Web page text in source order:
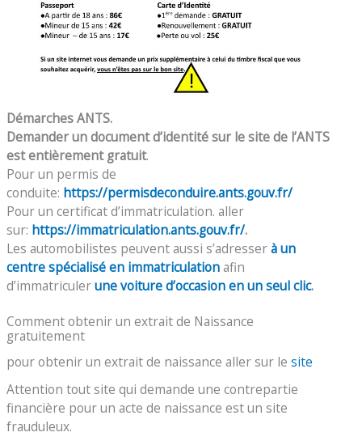
Démarches ANTS.
Demander un document d’identité sur le site de l’ANTS
est entièrement gratuit.
Pour un permis de
conduite: https://permisdeconduire.ants.gouv.fr/
Pour un certificat d’immatriculation. aller
sur: https://immatriculation.ants.gouv.fr/.
Les automobilistes peuvent aussi s’adresserà un
centre spécialisé en immatriculationafin
d’immatriculerune voiture d’occasion en un seul clic.
Comment obtenir un extrait de Naissance
gratuitement
pour obtenir un extrait de naissance aller sur le site
Attention tout site qui demande une contrepartie
financière pour un acte de naissance est un site
frauduleux.